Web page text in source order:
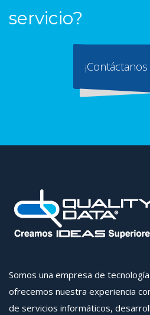
servicio?
Somos una empresa de
ofrecemos nuestra experiencia
de servicios informáticos,